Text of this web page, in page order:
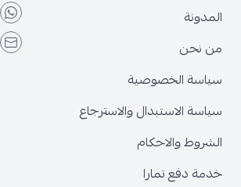
المدونة
من نحن
سياسة الخصوصية
سياسة الاستبدال والاسترجاع
الشروط والاحكام
خدمة دفع تمارا